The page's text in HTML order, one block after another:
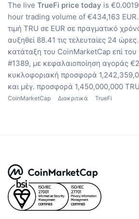
The live TrueFi price today is
hour trading volume of €434,163 EUR.
τιμή TRU σε EUR σε πραγματικό
αυξηθεί 88.41 τις τελευταίες 24 ώρες.
κατάταξη του CoinMarketCap επί του
#1389, με κεφαλαιοποίηση αγοράς
κυκλοφοριακή προσφορά
και μέγ. προσφορά 1,450,000,000
CoinMarketCap Διακριτικά TrueFi